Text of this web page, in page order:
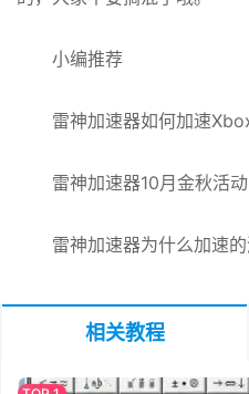
小编推荐
雷神加速器如何加速
雷神加速器10月金秋活动
雷神加速器为什么加速
相关教程